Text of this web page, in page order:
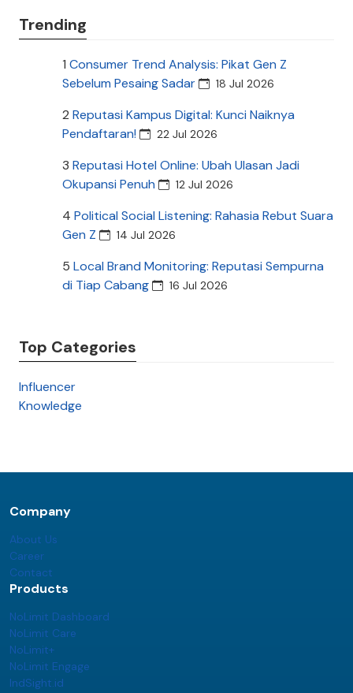
Trending
1 Consumer Trend Analysis: Pikat Gen Z
Sebelum Pesaing Sadar
18 Jul 2026
2 Reputasi Kampus Digital: Kunci Naiknya
Pendaftaran!
22 Jul 2026
3 Reputasi Hotel Online: Ubah Ulasan Jadi
Okupansi Penuh
12 Jul 2026
4 Political Social Listening: Rahasia Rebut Suara
Gen Z
14 Jul 2026
5 Local Brand Monitoring: Reputasi Sempurna
di Tiap Cabang
16 Jul 2026
Top Categories
Influencer
Knowledge
Company
About Us
Career
Contact
Products
NoLimit Dashboard
NoLimit Care
NoLimit+
NoLimit Engage
IndSight.id